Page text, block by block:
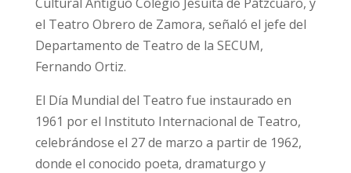
el Teatro Obrero de Zamora, señaló el jefe del
Departamento de Teatro de la SECUM,
Fernando Ortiz.
El Día Mundial del Teatro fue instaurado en
1961 por el Instituto Internacional de Teatro,
celebrándose el 27 de marzo a partir de 1962,
donde el conocido poeta, dramaturgo y